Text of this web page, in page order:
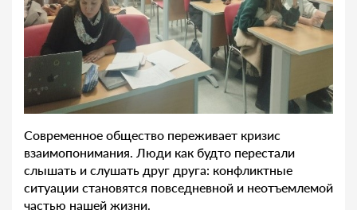
Современное общество переживает кризис
взаимопонимания. Люди как будто перестали
слышать и слушать друг друга: конфликтные
ситуации становятся повседневной и неотъемлемой
частью нашей жизни.